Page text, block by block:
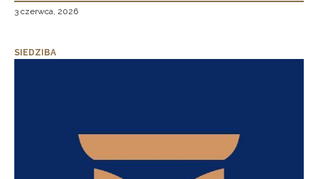
3 czerwca, 2026
SIEDZIBA